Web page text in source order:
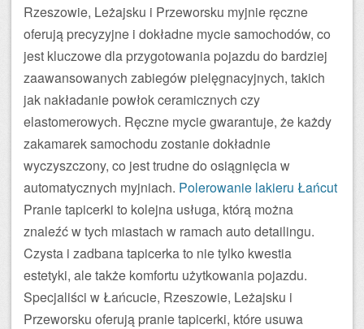
Rzeszowie, Leżajsku i Przeworsku myjnie ręczne
oferują precyzyjne i dokładne mycie samochodów, co
jest kluczowe dla przygotowania pojazdu do bardziej
zaawansowanych zabiegów pielęgnacyjnych, takich
jak nakładanie powłok ceramicznych czy
elastomerowych. Ręczne mycie gwarantuje, że każdy
zakamarek samochodu zostanie dokładnie
wyczyszczony, co jest trudne do osiągnięcia w
automatycznych myjniach. Polerowanie lakieru Łańcut
Pranie tapicerki to kolejna usługa, którą można
znaleźć w tych miastach w ramach auto detailingu.
Czysta i zadbana tapicerka to nie tylko kwestia
estetyki, ale także komfortu użytkowania pojazdu.
Specjaliści w Łańcucie, Rzeszowie, Leżajsku i
Przeworsku oferują pranie tapicerki, które usuwa